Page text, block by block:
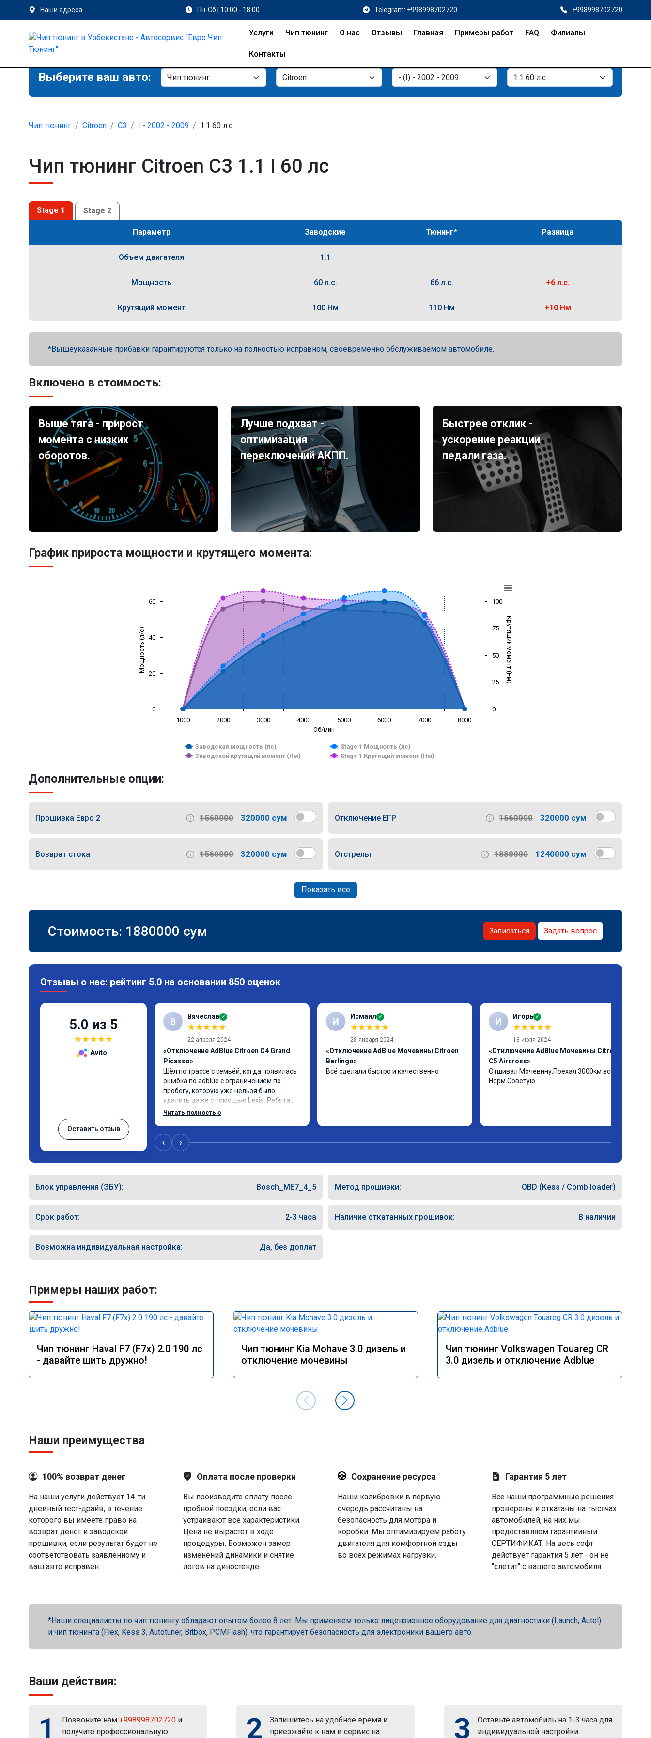
Наши адреса Пн-Сб | 10:00 - 18:00 Telegram: +998998702720 +998998702720
Услуги Чип тюнинг О нас Отзывы Главная Примеры работ FAQ Филиалы
Контакты
Выберите ваш авто:
Чип тюнинг Citroen C3 I - 2002 - 2009 1.1 60 л.с
Чип тюнинг Citroen C3 1.1 I 60 лс
Stage 1 Stage 2
Параметр Заводские Тюнинг* Разница
Объем двигателя 1.1
Мощность 60 л.с. 66 л.с. +6 л.с.
Крутящий момент 100 Нм 110 Нм +10 Нм
Вышеуказанные прибавки гарантируются только на полностью исправном, своевременно обслуживаемом автомобиле.
Включено в стоимость:
Выше тяга - прирост
момента с низких
оборотов.
Лучше подхват -
оптимизация
переключений АКПП.
Быстрее отклик -
ускорение реакции
педали газа.
График прироста мощности и крутящего момента:
Об/мин
Мощность (л/с) Крутящий момент (Нм)
Заводская мощность (лс)
Stage 1 Мощность (лс)
Заводской крутящий момент (Нм)
Stage 1 Крутящий момент (Нм)
1000 2000 3000 4000 5000 6000 7000 8000
0
20
40
60
0
25
50
75
100
Дополнительные опции:
Прошивка Евро 2 1560000 320000 сум Отключение ЕГР 1560000 320000 сум
Возврат стока 1560000 320000 сум Отстрелы 1880000 1240000 сум
Показать все
Стоимость: 1880000 сум Записаться Задать вопрос
Отзывы о нас: рейтинг 5.0 на основании 850 оценок
5.0 из 5
★★★★★
Avito
Оставить отзыв
В Вячеслав ✓
★★★★★
22 апреля 2024
«Отключение AdBlue Citroen C4 Grand
Picasso»
Шёл по трассе с семьёй, когда появилась
ошибка по adblue с ограничением по
пробегу, которую уже нельзя было
удалить даже с помощью Lexia. Ребята
пошли навстречу, оперативно приняли и
Читать полностью
И Исмаил ✓
★★★★★
28 января 2024
«Отключение AdBlue Мочевины Citroen
Berlingo»
Всё сделали быстро и качественно
И Игорь ✓
★★★★★
18 июля 2024
«Отключение AdBlue Мочевины Citroen
C5 Aircross»
Отшивал Мочевину.Прехал 3000км всё
Норм.Советую.
‹ ›
Блок управления (ЭБУ): Bosch_ME7_4_5 Метод прошивки: OBD (Kess / Combiloader)
Срок работ: 2-3 часа Наличие откатанных прошивок: В наличии
Возможна индивидуальная настройка: Да, без доплат
Примеры наших работ:
Чип тюнинг Haval F7 (F7x) 2.0 190 лс
- давайте шить дружно!
Чип тюнинг Kia Mohave 3.0 дизель и
отключение мочевины
Чип тюнинг Volkswagen Touareg CR
3.0 дизель и отключение Adblue
Наши преимущества
100% возврат денег
На наши услуги действует 14-ти
дневный тест-драйв, в течение
которого вы имеете право на
возврат денег и заводской
прошивки, если результат будет не
соответствовать заявленному и
ваш авто исправен.
Оплата после проверки
Вы производите оплату после
пробной поездки, если вас
устраивают все характеристики.
Цена не вырастет в ходе
процедуры. Возможен замер
изменений динамики и снятие
логов на диностенде.
Сохранение ресурса
Наши калибровки в первую
очередь рассчитаны на
безопасность для мотора и
коробки. Мы оптимизируем работу
двигателя для комфортной езды
во всех режимах нагрузки.
Гарантия 5 лет
Все наши программные решения
проверены и откатаны на тысячах
автомобилей, на них мы
предоставляем гарантийный
СЕРТИФИКАТ. На весь софт
действует гарантия 5 лет - он не
"слетит" с вашего автомобиля.
Наши специалисты по чип тюнингу обладают опытом более 8 лет. Мы применяем только лицензионное оборудование для диагностики (Launch, Autel)
и чип тюнинга (Flex, Kess 3, Autotuner, Bitbox, PCMFlash), что гарантирует безопасность для электроники вашего авто.
Ваши действия:
1 Позвоните нам +998998702720 и
получите профессиональную
2
Запишитесь на удобное время и
приезжайте к нам в сервис на
3
Оставьте автомобиль на 1-3 часа для
индивидуальной настройки.